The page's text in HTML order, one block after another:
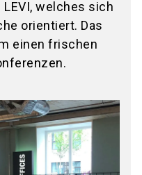
welches sich
orientiert. Das
einen frischen